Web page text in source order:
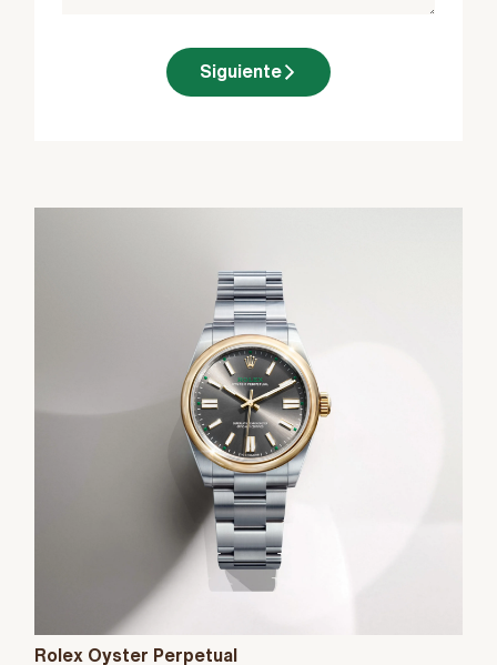
Siguiente
Rolex Oyster Perpetual